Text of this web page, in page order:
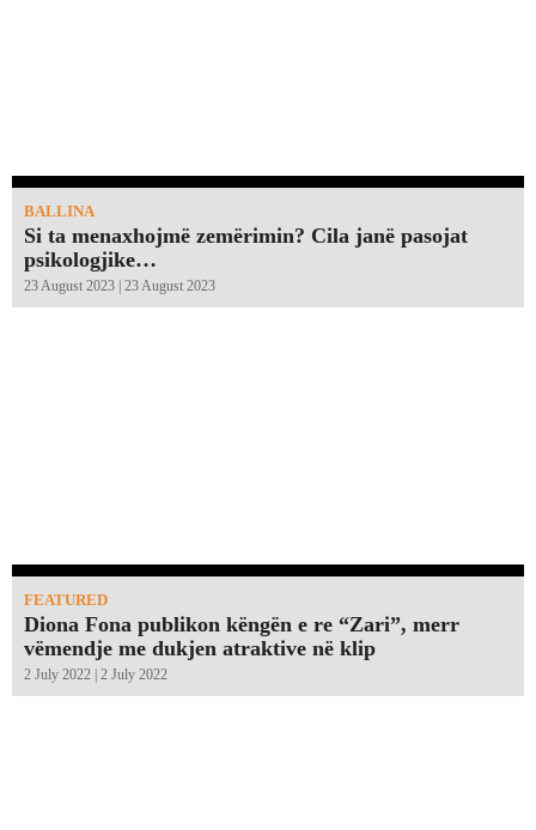
BALLINA
Si ta menaxhojmë zemërimin? Cila janë pasojat
psikologjike…
23 August 2023 | 23 August 2023
FEATURED
Diona Fona publikon këngën e re “Zari”, merr
vëmendje me dukjen atraktive në klip
2 July 2022 | 2 July 2022